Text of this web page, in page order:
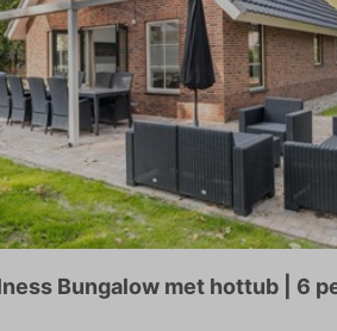
Bungalow met hottub | 6